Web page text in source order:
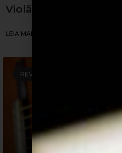
Violão Tagima é Bom?
LEIA MAIS »
REVIEW DE VIOLÕES